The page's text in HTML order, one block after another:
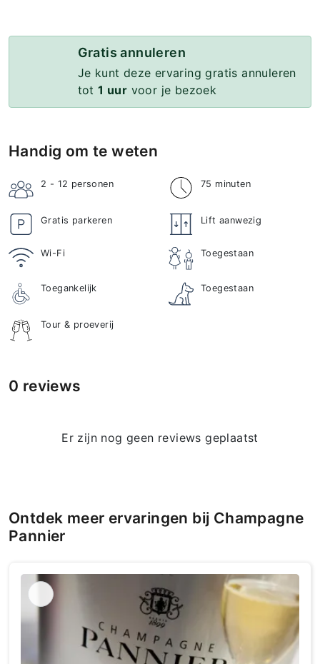
Gratis annuleren
Je kunt deze ervaring gratis annuleren
tot1 uur voor je bezoek
Handig om te weten
2 - 12 personen 75 minuten
Gratis parkeren Lift aanwezig
Wi-Fi Toegestaan
Toegankelijk Toegestaan
Tour & proeverij
0 reviews
Er zijn nog geen reviews geplaatst
Ontdek meer ervaringen bij Champagne
Pannier